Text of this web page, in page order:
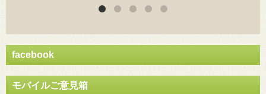
facebook
モバイルご意見箱